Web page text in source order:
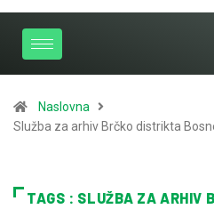
Naslovna
Služba za arhiv Brčko distrikta
TAGS : SLUŽBA ZA ARHIV